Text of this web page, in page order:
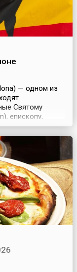
— одном из
Святому
епископу,
Памплону от
религиозным,